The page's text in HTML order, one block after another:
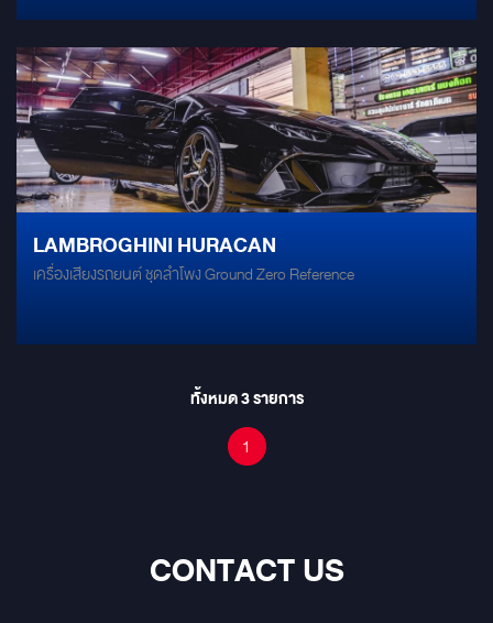
ด้วยรุ่น Limited Edition GZRC 165.28SE-G นี้ คุณจะได้รับ
ประสบการณ์เสียงที่เต็มอิ่ม สมจริง และมีรายละเอียดครบถ้วน ไม่ว่าจะเป็น
เสียงสูงที่คมชัด เสียงกลางที่อิ่มแน่น หรือเสียงเบสที่หนักแน่นทรงพลัง ทุก
การเดินทางจะเต็มไปด้วยสุนทรียภาพแห่งเสียงเพลง เติมเต็มความฝันของ
คุณให้สมบูรณ์แบบยิ่งขึ้น ด้วย Lamborghini Huracan STO และพลังเสียง
ระดับพรีเมียมจาก GROUND ZERO
LAMBROGHINI HURACAN
เครื่องเสียงรถยนต์ ชุดลำโพง Ground Zero Reference
ทั้งหมด3รายการ
1
CONTACT US